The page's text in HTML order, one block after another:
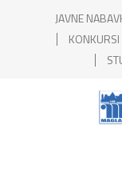
JAVNE
KONKURSI